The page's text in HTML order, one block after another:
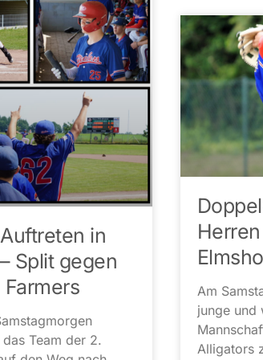
in
Split gegen
Team der 2.
Am
junge und
Alligators